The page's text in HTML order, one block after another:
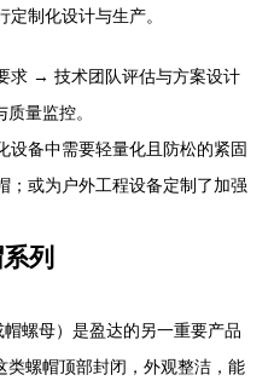
制化设计与生产。
求 → 技术团队评估与方案设计
量监控。
设备中需要轻量化且防松的紧固
；或为户外工程设备定制了加强
列
螺母）是盈达的另一重要产品
螺帽顶部封闭，外观整洁，能